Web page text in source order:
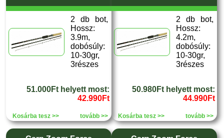
2 db bot,
Hossz:
3.9m,
dobósúly:
10-30gr,
3részes
51.000Ft helyett most:
42.990Ft
Kosárba tesz >> tovább >>
2 db bot,
Hossz:
4.2m,
dobósúly:
10-30gr,
3részes
50.980Ft helyett most:
44.990Ft
Kosárba tesz >> tovább >>